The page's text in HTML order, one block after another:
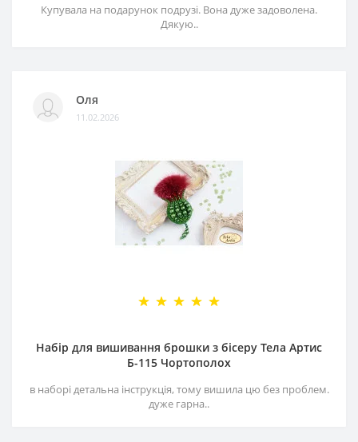
Купувала на подарунок подрузі. Вона дуже задоволена.
Дякую..
Оля
11.02.2026
Набір для вишивання брошки з бісеру Тела Артис
Б-115 Чортополох
в наборі детальна інструкція, тому вишила цю без проблем.
дуже гарна..